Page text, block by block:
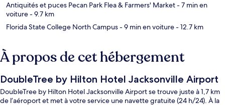
Antiquités et puces Pecan Park Flea & Farmers' Market- 7 min en
voiture- 9.7 km
Florida State College North Campus- 9 min en voiture- 12.7 km
À propos de cet hébergement
DoubleTree by Hilton Hotel Jacksonville Airport
DoubleTree by Hilton Hotel Jacksonville Airport se trouve juste à 1,7 km
de l’aéroport et met à votre service une navette gratuite (24 h/24). À la